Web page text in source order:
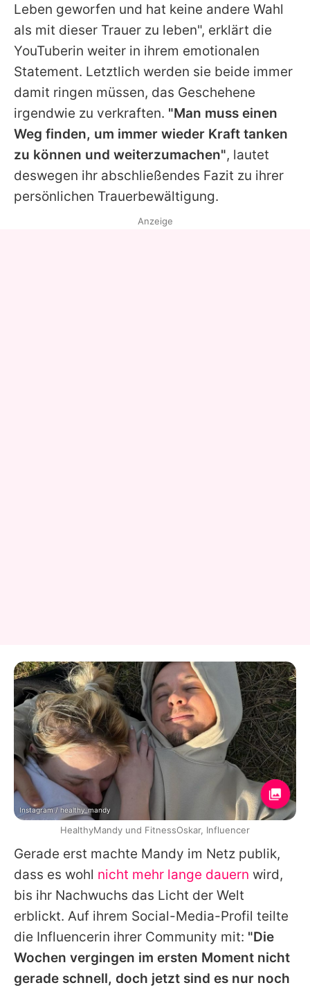
Leben geworfen und hat keine andere Wahl
als mit dieser Trauer zu leben", erklärt die
YouTuberin weiter in ihrem emotionalen
Statement. Letztlich werden sie beide immer
damit ringen müssen, das Geschehene
irgendwie zu verkraften. "Man muss einen
Weg finden, um immer wieder Kraft tanken
zu können und weiterzumachen", lautet
deswegen ihr abschließendes Fazit zu ihrer
persönlichen Trauerbewältigung.
Gerade erst machte Mandy im Netz publik,
dass es wohl nicht mehr lange dauern wird,
bis ihr Nachwuchs das Licht der Welt
erblickt. Auf ihrem Social-Media-Profil teilte
die Influencerin ihrer Community mit: "Die
Wochen vergingen im ersten Moment nicht
gerade schnell, doch jetzt sind es nur noch
Anzeige
Instagram / healthy_mandy
HealthyMandy und FitnessOskar, Influencer